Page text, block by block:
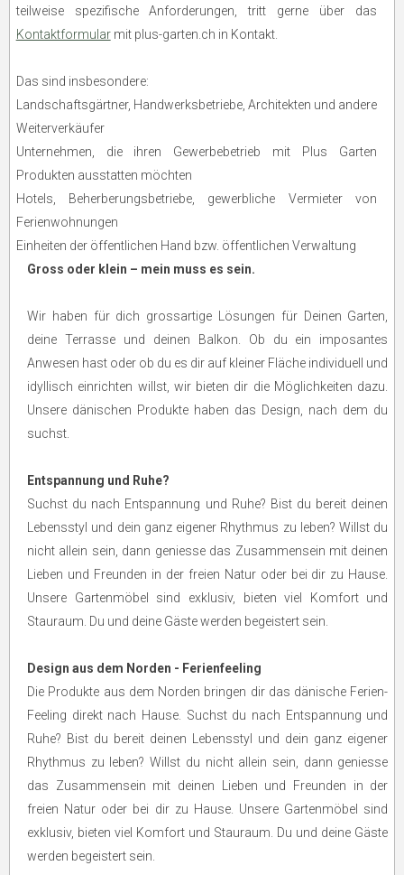
teilweise spezifische Anforderungen, tritt gerne über das
Kontaktformularmit plus-garten.ch in Kontakt.
Das sind insbesondere:
Landschaftsgärtner, Handwerksbetriebe, Architekten und andere
Weiterverkäufer
Unternehmen, die ihren Gewerbebetrieb mit Plus Garten
Produkten ausstatten möchten
Hotels, Beherberungsbetriebe, gewerbliche Vermieter von
Ferienwohnungen
Einheiten der öffentlichen Hand bzw. öffentlichen Verwaltung
Gross oder klein – mein muss es sein.
Wir haben für dich grossartige Lösungen für Deinen Garten,
deine Terrasse und deinen Balkon. Ob du ein imposantes
Anwesen hast oder ob du es dir auf kleiner Fläche individuell und
idyllisch einrichten willst, wir bieten dir die Möglichkeiten dazu.
Unsere dänischen Produkte haben das Design, nach dem du
suchst.
Entspannung und Ruhe?
Suchst du nach Entspannung und Ruhe? Bist du bereit deinen
Lebensstyl und dein ganz eigener Rhythmus zu leben? Willst du
nicht allein sein, dann geniesse das Zusammensein mit deinen
Lieben und Freunden in der freien Natur oder bei dir zu Hause.
Unsere Gartenmöbel sind exklusiv, bieten viel Komfort und
Stauraum. Du und deine Gäste werden begeistert sein.
Design aus dem Norden - Ferienfeeling
Die Produkte aus dem Norden bringen dir das dänische Ferien-
Feeling direkt nach Hause. Suchst du nach Entspannung und
Ruhe? Bist du bereit deinen Lebensstyl und dein ganz eigener
Rhythmus zu leben? Willst du nicht allein sein, dann geniesse
das Zusammensein mit deinen Lieben und Freunden in der
freien Natur oder bei dir zu Hause. Unsere Gartenmöbel sind
exklusiv, bieten viel Komfort und Stauraum. Du und deine Gäste
werden begeistert sein.